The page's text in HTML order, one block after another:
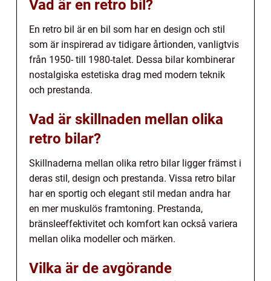
Vad är en retro bil?
En retro bil är en bil som har en design och stil
som är inspirerad av tidigare årtionden, vanligtvis
från 1950- till 1980-talet. Dessa bilar kombinerar
nostalgiska estetiska drag med modern teknik
och prestanda.
Vad är skillnaden mellan olika
retro bilar?
Skillnaderna mellan olika retro bilar ligger främst i
deras stil, design och prestanda. Vissa retro bilar
har en sportig och elegant stil medan andra har
en mer muskulös framtoning. Prestanda,
bränsleeffektivitet och komfort kan också variera
mellan olika modeller och märken.
Vilka är de avgörande